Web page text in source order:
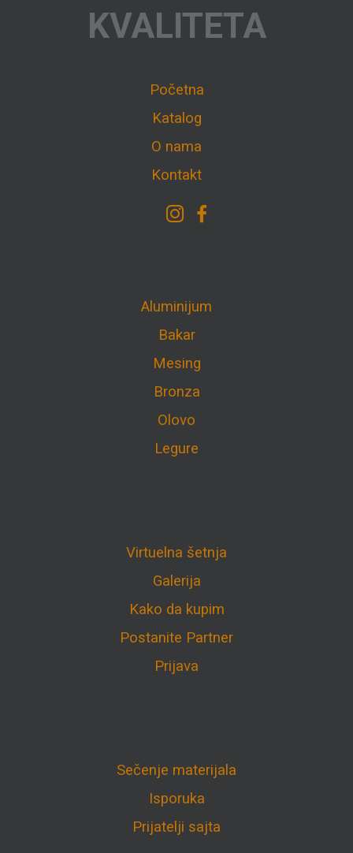
KVALITETA
Početna
Katalog
O nama
Kontakt
Aluminijum
Bakar
Mesing
Bronza
Olovo
Legure
Virtuelna šetnja
Galerija
Kako da kupim
Postanite Partner
Prijava
Sečenje materijala
Isporuka
Prijatelji sajta